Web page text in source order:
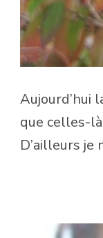
Aujourd’hui
que celles-
D’ailleurs je